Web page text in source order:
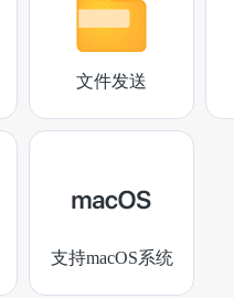
文件发送
支持macOS系统